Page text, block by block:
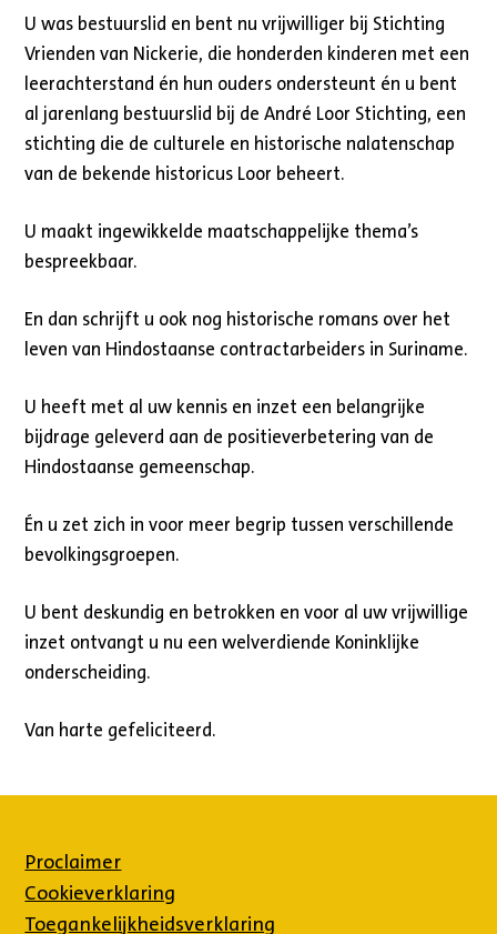
U was bestuurslid en bent nu vrijwilliger bij Stichting
Vrienden van Nickerie, die honderden kinderen met een
leerachterstand én hun ouders ondersteunt én u bent
al jarenlang bestuurslid bij de André Loor Stichting, een
stichting die de culturele en historische nalatenschap
van de bekende historicus Loor beheert.
U maakt ingewikkelde maatschappelijke thema’s
bespreekbaar.
En dan schrijft u ook nog historische romans over het
leven van Hindostaanse contractarbeiders in Suriname.
U heeft met al uw kennis en inzet een belangrijke
bijdrage geleverd aan de positieverbetering van de
Hindostaanse gemeenschap.
Én u zet zich in voor meer begrip tussen verschillende
bevolkingsgroepen.
U bent deskundig en betrokken en voor al uw vrijwillige
inzet ontvangt u nu een welverdiende Koninklijke
onderscheiding.
Van harte gefeliciteerd.
Proclaimer
Cookieverklaring
Toegankelijkheidsverklaring